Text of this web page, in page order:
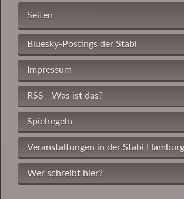
Seiten
Bluesky-Postings der Stabi
Impressum
RSS - Was ist das?
Spielregeln
Veranstaltungen in der Stabi Hamburg
Wer schreibt hier?